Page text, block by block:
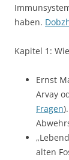
haben.
Kapitel 1:
Ernst
Arvay
Fragen
alten